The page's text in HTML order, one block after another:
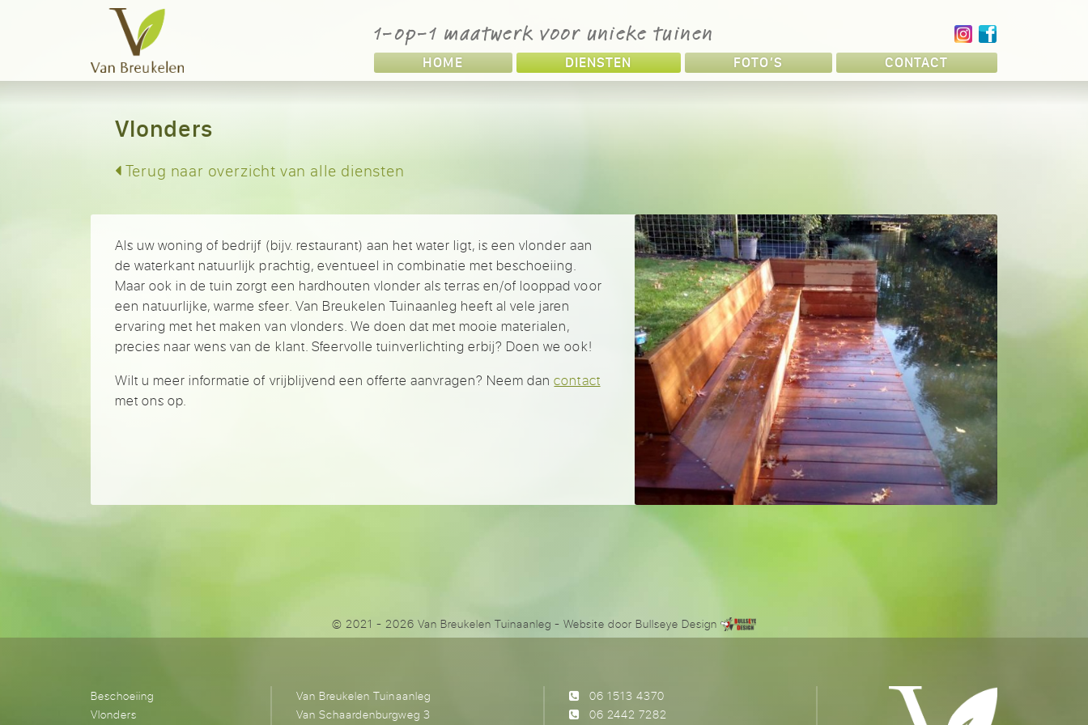
1-op-1 maatwerk voor unieke tuinen
HOME DIENSTEN FOTO’S CONTACT
Vlonders
Terug naar overzicht van alle diensten
Als uw woning of bedrijf (bijv. restaurant) aan het water ligt, is een vlonder aan
de waterkant natuurlijk prachtig, eventueel in combinatie met beschoeiing.
Maar ook in de tuin zorgt een hardhouten vlonder als terras en/of looppad voor
een natuurlijke, warme sfeer. Van Breukelen Tuinaanleg heeft al vele jaren
ervaring met het maken van vlonders. We doen dat met mooie materialen,
precies naar wens van de klant. Sfeervolle tuinverlichting erbij? Doen we ook!
Wilt u meer informatie of vrijblijvend een offerte aanvragen? Neem dancontact
met ons op.
© 2021 - 2026 Van Breukelen Tuinaanleg- Website doorBullseye Design
Beschoeiing
Vlonders
Van Breukelen Tuinaanleg
Van Schaardenburgweg 3
06 1513 4370
06 2442 7282